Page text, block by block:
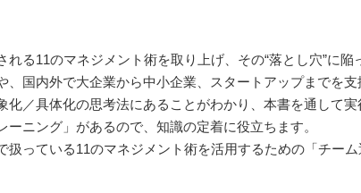
る11のマネジメント術を取り上げ、その“落とし穴”に陥
、国内外で大企業から中小企業、スタートアップまでを
化／具体化の思考法にあることがわかり、本書を通して
ニング」があるので、知識の定着に役立ちます。
扱っている11のマネジメント術を活用するための「チー